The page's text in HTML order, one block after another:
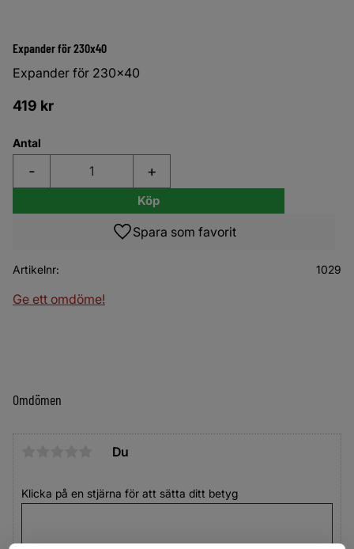
Expander för 230x40
Expander för 230x40
419 kr
Antal
+
-
Köp
Lägg till i favoriter
Artikelnr 1029
Ge ett omdöme!
Omdömen
Du
Klicka på en stjärna för att sätta ditt betyg